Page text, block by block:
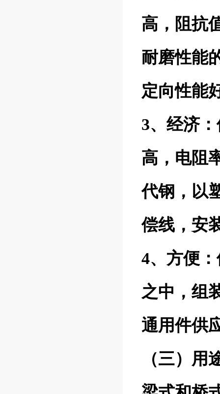
高，阻抗
耐磨性能
定向性能
3、经济
高，电阻
代钢，以
偿线，安
4、方便
之中，组
通用件供
（三）